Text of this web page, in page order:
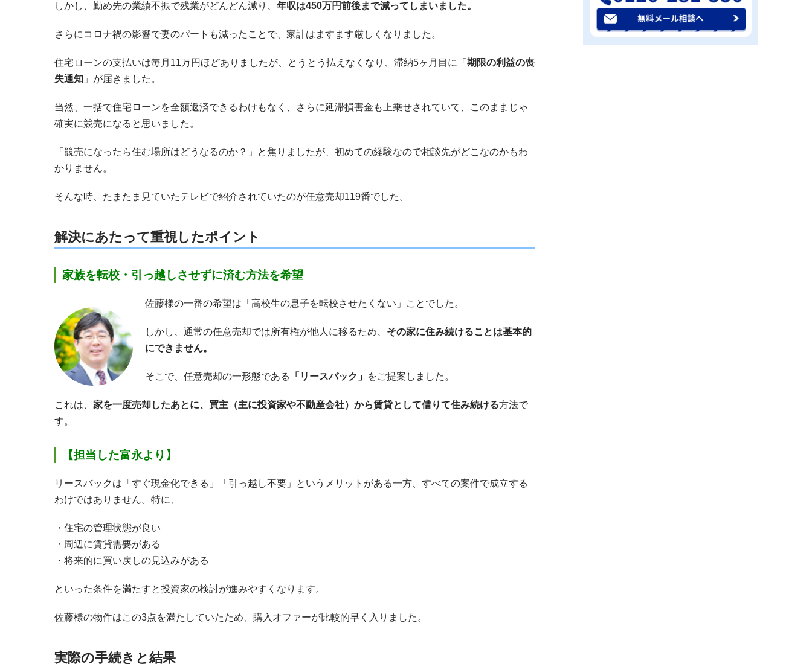
しかし、勤め先の業績不振で残業がどんどん減り、 年収は450万円前後まで減ってしまいました。
さらにコロナ禍の影響で妻のパートも減ったことで、家計はますます厳しくなりました。
住宅ローンの支払いは毎月11万円ほどありましたが、とうとう払えなくなり、滞納5ヶ月目に「 期限の利益の喪
失通知」が届きました。
当然、一括で住宅ローンを全額返済できるわけもなく、さらに延滞損害金も上乗せされていて、このままじゃ
確実に競売になると思いました。
「競売になったら住む場所はどうなるのか？」と焦りましたが、初めての経験なので相談先がどこなのかもわ
かりません。
そんな時、たまたま見ていたテレビで紹介されていたのが任意売却119番でした。
解決にあたって重視したポイント
家族を転校・引っ越しさせずに済む方法を希望
佐藤様の一番の希望は「高校生の息子を転校させたくない」ことでした。
しかし、通常の任意売却では所有権が他人に移るため、 その家に住み続けることは基本的
にできません。
そこで、任意売却の一形態である 「リースバック」 をご提案しました。
これは、 家を一度売却したあとに、買主（主に投資家や不動産会社）から賃貸として借りて住み続ける方法で
す。
【担当した富永より】
リースバックは「すぐ現金化できる」「引っ越し不要」というメリットがある一方、すべての案件で成立する
わけではありません。特に、
住宅の管理状態が良い
周辺に賃貸需要がある
将来的に買い戻しの見込みがある
といった条件を満たすと投資家の検討が進みやすくなります。
佐藤様の物件はこの3点を満たしていたため、購入オファーが比較的早く入りました。
実際の手続きと結果